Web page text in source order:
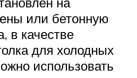
или бетонную
в качестве
для холодных
использовать